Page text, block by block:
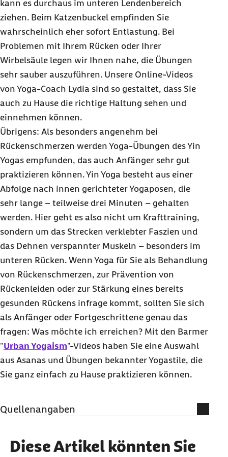
kann es durchaus im unteren Lendenbereich
ziehen. Beim Katzenbuckel empfinden Sie
wahrscheinlich eher sofort Entlastung. Bei
Problemen mit Ihrem Rücken oder Ihrer
Wirbelsäule legen wir Ihnen nahe, die Übungen
sehr sauber auszuführen. Unsere Online-Videos
von Yoga-Coach Lydia sind so gestaltet, dass Sie
auch zu Hause die richtige Haltung sehen und
einnehmen können.
Übrigens: Als besonders angenehm bei
Rückenschmerzen werden Yoga-Übungen des Yin
Yogas empfunden, das auch Anfänger sehr gut
praktizieren können. Yin Yoga besteht aus einer
Abfolge nach innen gerichteter Yogaposen, die
sehr lange – teilweise drei Minuten – gehalten
werden. Hier geht es also nicht um Krafttraining,
sondern um das Strecken verklebter Faszien und
das Dehnen verspannter Muskeln – besonders im
unteren Rücken. Wenn Yoga für Sie als Behandlung
von Rückenschmerzen, zur Prävention von
Rückenleiden oder zur Stärkung eines bereits
gesunden Rückens infrage kommt, sollten Sie sich
als Anfänger oder Fortgeschrittene genau das
fragen: Was möchte ich erreichen? Mit den Barmer
"Urban Yogaism"-Videos haben Sie eine Auswahl
aus Asanas und Übungen bekannter Yogastile, die
Sie ganz einfach zu Hause praktizieren können.
Quellenangaben
Deutsche Sporthochschule Köln: (Abruf vom
Diese Artikel könnten Sie